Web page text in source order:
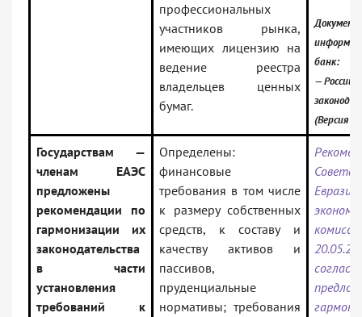
профессиональных
участников рынка,
имеющих лицензию на
ведение реестра
владельцев ценных
бумаг.
банк:
—
(Версия
Государствам —
членам ЕАЭС
предложены
рекомендации по
гармонизации их
законодательства
в части
установления
требований к
Определены:
финансовые
требования в том числе
к размеру собственных
средств, к составу и
качеству активов и
пассивов,
пруденциальные
нормативы; требования
Совета